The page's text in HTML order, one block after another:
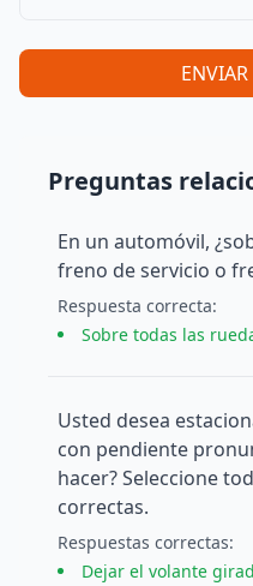
ENVIAR
Preguntas
En un automóvil,
freno de servicio o
Respuesta correcta:
Sobre todas las
Usted desea
con pendiente
hacer? Seleccione
correctas.
Respuestas correctas:
Dejar el volante